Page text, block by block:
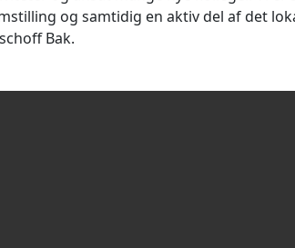
og samtidig en aktiv del af det
Bak.